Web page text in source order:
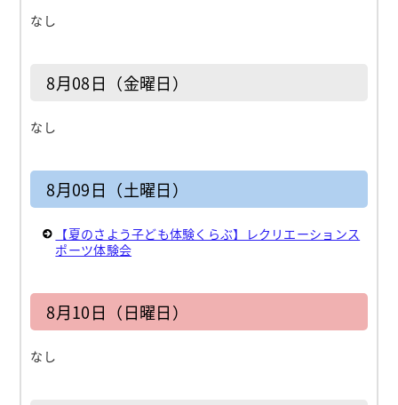
なし
8月08日（金曜日）
なし
8月09日（土曜日）
【夏のさよう子ども体験くらぶ】レクリエーションス
ポーツ体験会
8月10日（日曜日）
なし